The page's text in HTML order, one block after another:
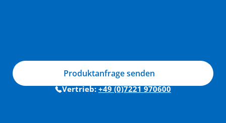
Vertrieb: +49 (0)7221 970600
Produktanfrage senden